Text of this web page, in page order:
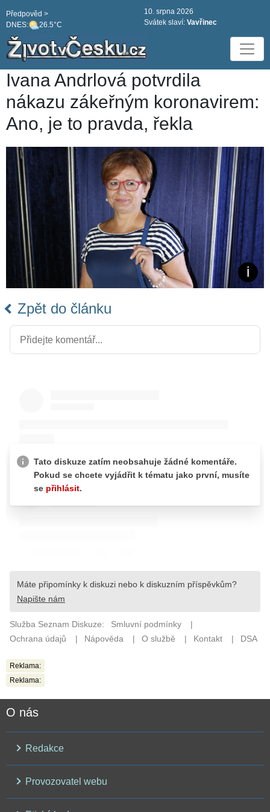
DNES: 26.5°C
Předpověd >
10. srpna 2026
Svátek slaví: Vavřinec
Ivana Andrlová potvrdila
nákazu zákeřným koronavirem:
Ano, je to pravda, řekla
Zpět do článku
Reklama:
Reklama:
O nás
Redakce
Provozovatel webu